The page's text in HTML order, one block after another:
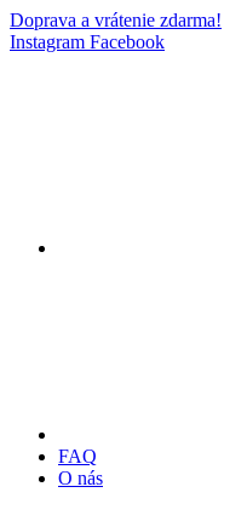
Doprava a vrátenie zdarma!
Instagram Facebook
FAQ
O nás